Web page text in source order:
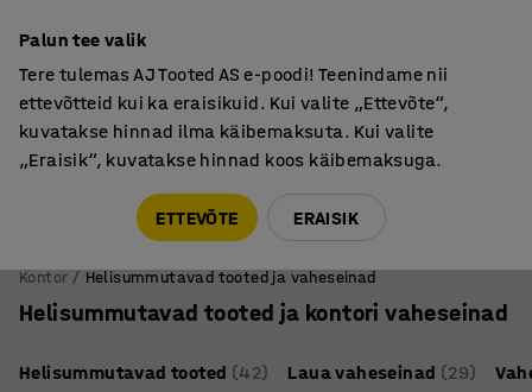
Pärnu mnt 158, Tallinn. Kauba väljastamine Paneeli
6, Tallinn. Vaata lähemalt!
Kontor Helisummutavad tooted ja vaheseinad
Helisummutavad tooted ja kontori vaheseinad
Helisummutavad tooted (42) Laua vaheseinad (29)
Palun tee valik
Tere tulemas AJ Tooted AS e-poodi! Teenindame nii
ettevõtteid kui ka eraisikuid. Kui valite „Ettevõte“,
kuvatakse hinnad ilma käibemaksuta. Kui valite
„Eraisik“, kuvatakse hinnad koos käibemaksuga.
ETTEVÕTE ERAISIK